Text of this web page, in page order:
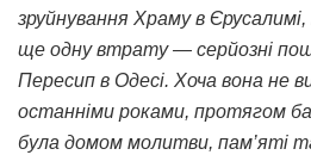
зруйнування Храму в
ще одну втрату — серйозні
Пересип в Одесі. Хоча вона не
останніми роками, протягом
була домом молитви, пам’яті